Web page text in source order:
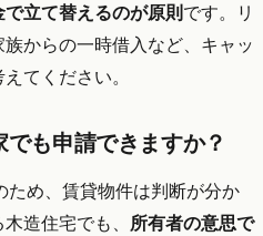
立て替えるのが原則です。リ
からの一時借入など、キャッ
てください。
も申請できますか？
ため、賃貸物件は判断が分か
造住宅でも、 所有者の意思で